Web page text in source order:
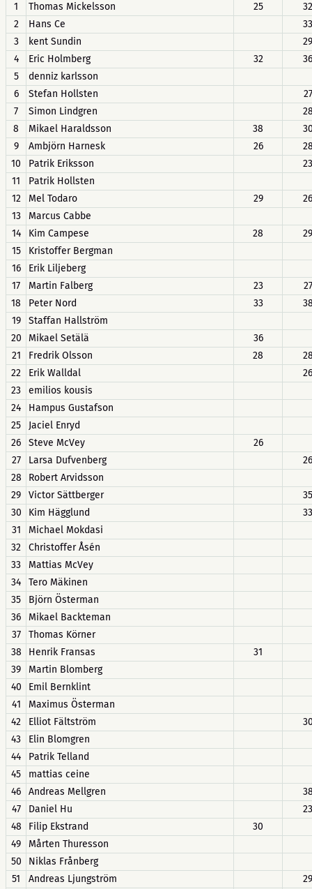
1 Thomas Mickelsson 25
32
2
Hans Ce
33
3
kent Sundin
29
4
Eric Holmberg 32
36
5
denniz karlsson
6
Stefan Hollsten
27
7
Simon Lindgren
8
Mikael Haraldsson 38
9
Ambjörn Harnesk 26
10
Patrik Eriksson
23
11
Patrik Hollsten
12
Mel Todaro 29
26
13
Marcus Cabbe
14
Kim Campese 28
29
15
Kristoffer Bergman
16
Erik Liljeberg
17
Martin Falberg 23
27
18
Peter Nord 33
19
Staffan Hallström
20
Mikael Setälä
36
21
Fredrik Olsson 28
22
Erik Walldal
26
23
emilios kousis
24
Hampus Gustafson
25
Jaciel Enryd
26
Steve McVey
26
27
Larsa Dufvenberg
26
28
Robert Arvidsson
29
Victor Sättberger
35
30
Kim Hägglund
33
31
Michael Mokdasi
32
Christoffer Åsén
33
Mattias McVey
34
Tero Mäkinen
35
Björn Österman
36
Mikael Backteman
37
Thomas Körner
38
Henrik Fransas
31
39
Martin Blomberg
40
Emil Bernklint
41
Maximus Österman
42
Elliot Fältström
43
Elin Blomgren
44
Patrik Telland
45
mattias ceine
46
Andreas Mellgren
47
Daniel Hu
23
48
Filip Ekstrand
30
49
Mårten Thuresson
50
Niklas Frånberg
51
Andreas Ljungström
29